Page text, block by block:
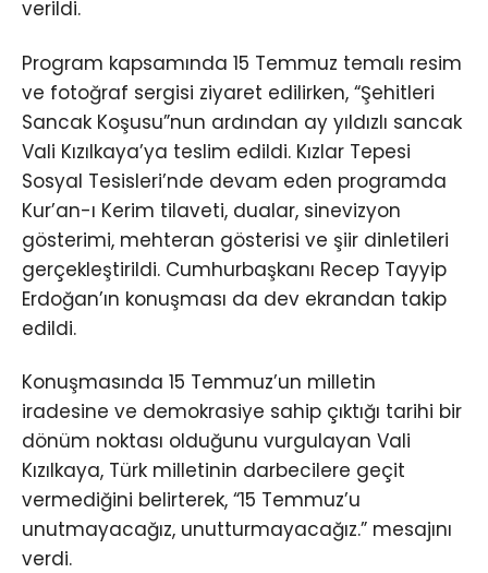
verildi.
Program kapsamında 15 Temmuz temalı resim
ve fotoğraf sergisi ziyaret edilirken, “Şehitleri
Sancak Koşusu”nun ardından ay yıldızlı sancak
Vali Kızılkaya’ya teslim edildi. Kızlar Tepesi
Sosyal Tesisleri’nde devam eden programda
Kur’an-ı Kerim tilaveti, dualar, sinevizyon
gösterimi, mehteran gösterisi ve şiir dinletileri
gerçekleştirildi. Cumhurbaşkanı Recep Tayyip
Erdoğan’ın konuşması da dev ekrandan takip
edildi.
Konuşmasında 15 Temmuz’un milletin
iradesine ve demokrasiye sahip çıktığı tarihi bir
dönüm noktası olduğunu vurgulayan Vali
Kızılkaya, Türk milletinin darbecilere geçit
vermediğini belirterek, “15 Temmuz’u
unutmayacağız, unutturmayacağız.” mesajını
verdi.